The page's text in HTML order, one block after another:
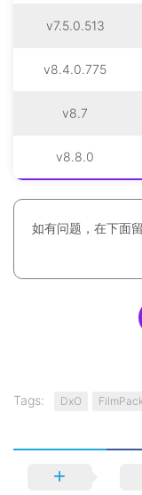
v7.5.0.513
v8.4.0.775
v8.7
v8.8.0
如有问题，在下面
Tags: DxO